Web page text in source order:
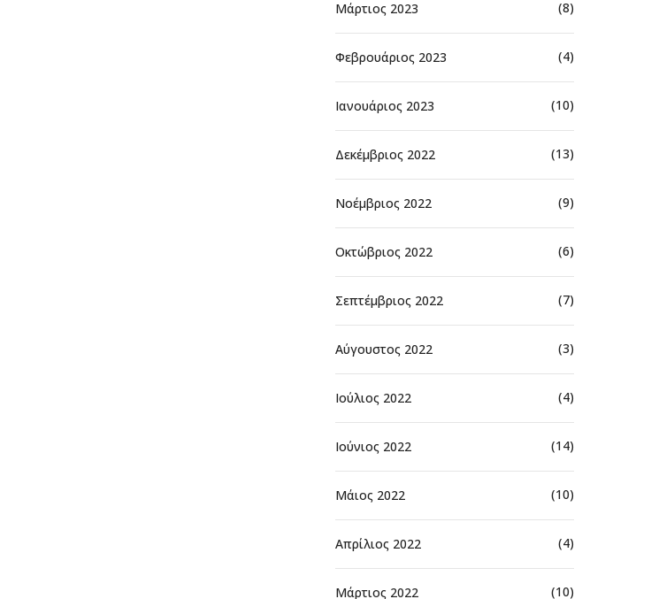
Μάρτιος 2023 (8)
Φεβρουάριος 2023 (4)
Ιανουάριος 2023 (10)
Δεκέμβριος 2022 (13)
Νοέμβριος 2022 (9)
Οκτώβριος 2022 (6)
Σεπτέμβριος 2022 (7)
Αύγουστος 2022 (3)
Ιούλιος 2022 (4)
Ιούνιος 2022 (14)
Μάιος 2022 (10)
Απρίλιος 2022 (4)
Μάρτιος 2022 (10)